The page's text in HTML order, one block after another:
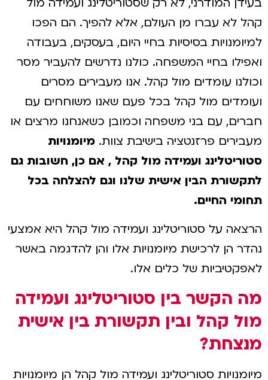
בעידן המודרני, לא רק שסטוריטלינג ועמידה מול
קהל לא עברו מן העולם, אלא להפיך. הם הפכו
למיומנויות בסיסיות בחיי היום, בעסקים, בעבודה
ואפילו בחיי המשפחה. כולנו נדרשים להעביר מסר
וכולנו עומדים מול קהל. אנו מעבירים מסרים
ועומדים מול קהל בכל פעם שאנו משוחחים עם
חברים, עם בני משפחה וכמובן כשאנחנו מרצים או
מעבירים פרזנטציה בישיבת צוות. מיומנויות
סטוריטלינג ועמידה מול קהל , אם כן, חשובות גם
לתקשורת הבין אישית שלנו וגם להצלחה בכל
תחומי החיים.
הרצאה על סטוריטלינג ועמידה מול קהל היא אמצעי
נהדר הן לרכישת מיומנויות אלו והן להדגמה באשר
לאפקטיביות של כלים אלו.
מה הקשר בין סטוריטלינג ועמידה
מול קהל ובין תקשורת בין אישית
מנצחת?
מיומנויות סטוריטלינג ועמידה מול קהל הן מיומנויות